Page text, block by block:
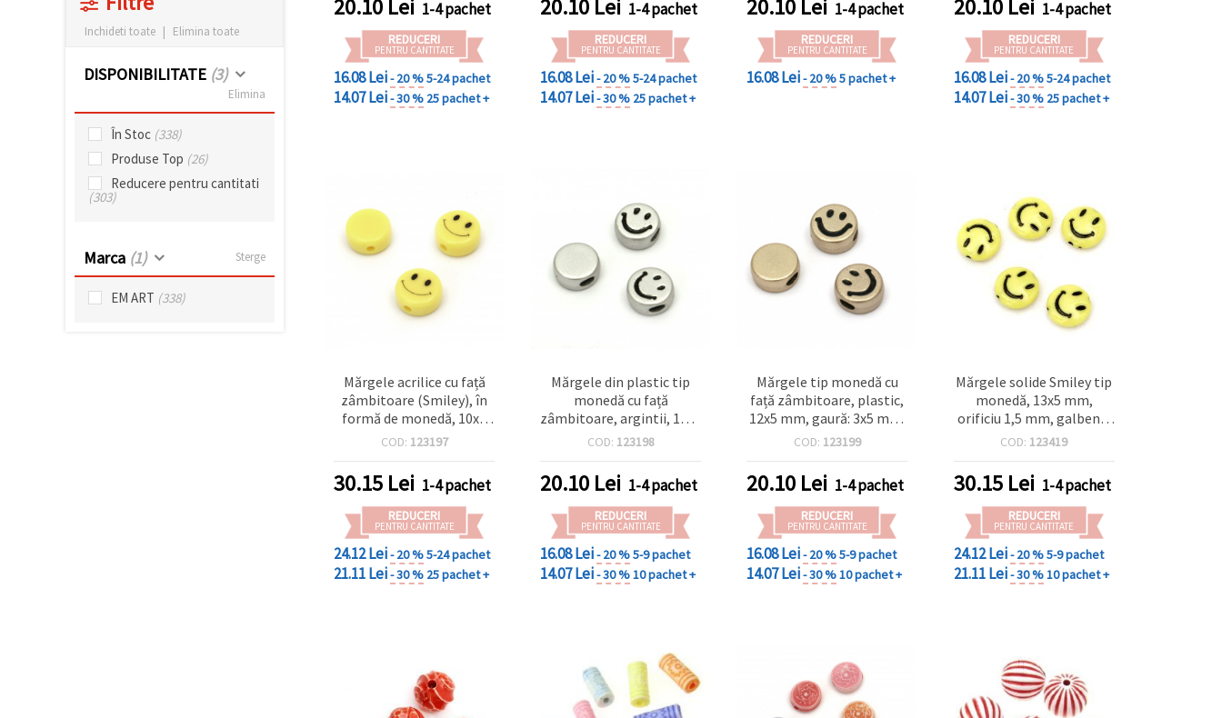
Inchideti toate | Elimina toate
DISPONIBILITATE (3)
Elimina
În Stoc (338)
Produse Top (26)
Reducere pentru cantitati
(303)
Marca (1) Sterge
EM ART (338)
20.10 Lei 1-4 pachet
REDUCERI
PENTRU CANTITATE
16.08 Lei- 20 %5-24 pachet
14.07 Lei- 30 % 25 pachet +
20.10 Lei 1-4 pachet
REDUCERI
PENTRU CANTITATE
16.08 Lei- 20 %5-24 pachet
14.07 Lei- 30 % 25 pachet +
20.10 Lei 1-4 pachet
REDUCERI
PENTRU CANTITATE
16.08 Lei- 20 %5 pachet +
20.10Lei 1-4 pachet
REDUCERI
PENTRU CANTITATE
16.08 Lei- 20 %5-24 pachet
14.07 Lei- 30 % 25 pachet +
Mărgele acrilice cu față
zâmbitoare (Smiley), în
formă de monedă, 10x5
mm, gaură 2 mm,
pentru bijuterii
handmade și craft DIY
COD: 123197
30.15 Lei 1-4 pachet
REDUCERI
PENTRU CANTITATE
24.12 Lei- 20 %5-24 pachet
21.11 Lei- 30 % 25 pachet +
Mărgele din plastic tip
monedă cu față
zâmbitoare, argintii, 12x5
mm, gaură 3x5 mm – 20
brățări vesele și bijuterii
handmade & DIY
COD: 123198
20.10 Lei 1-4 pachet
REDUCERI
PENTRU CANTITATE
16.08 Lei- 20 %5-9 pachet
14.07 Lei- 30 %10 pachet +
Mărgele tip monedă cu
față zâmbitoare, plastic,
12x5 mm, gaură: 3x5 mm,
culoare auriu - 20 buc.
COD: 123199
20.10 Lei 1-4 pachet
REDUCERI
PENTRU CANTITATE
16.08 Lei- 20 %5-9 pachet
14.07 Lei- 30 %10 pachet +
Mărgele solide Smiley tip
monedă, 13x5 mm,
orificiu 1,5 mm, galbene,
50 g (~85 buc.)
COD: 123419
30.15Lei 1-4 pachet
REDUCERI
PENTRU CANTITATE
24.12 Lei- 20 %5-9 pachet
21.11 Lei- 30 %10 pachet +